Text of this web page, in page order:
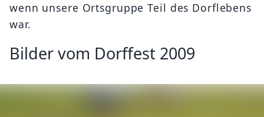
wenn unsere Ortsgruppe Teil des Dorflebens
war.
Bilder vom Dorffest 2009